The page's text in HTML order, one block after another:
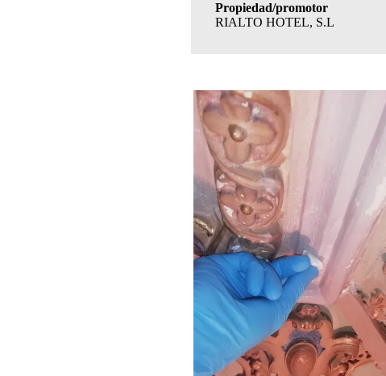
Propiedad/promotor
RIALTO HOTEL, S.L